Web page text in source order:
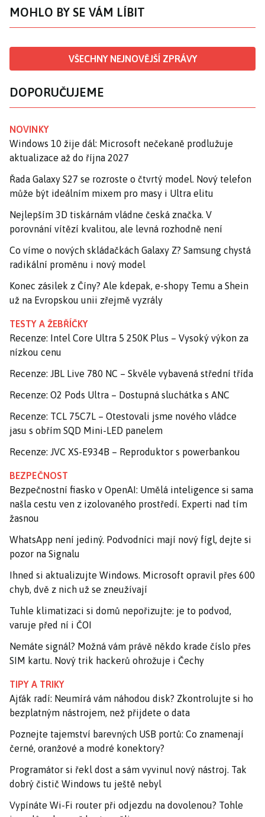
MOHLO BY SE VÁM LÍBIT
VŠECHNY NEJNOVĚJŠÍ ZPRÁVY
DOPORUČUJEME
NOVINKY
Windows 10 žije dál: Microsoft nečekaně prodlužuje
aktualizace až do října 2027
Řada Galaxy S27 se rozroste o čtvrtý model. Nový telefon
může být ideálním mixem pro masy i Ultra elitu
Nejlepším 3D tiskárnám vládne česká značka. V
porovnání vítězí kvalitou, ale levná rozhodně není
Co víme o nových skládačkách Galaxy Z? Samsung chystá
radikální proměnu i nový model
Konec zásilek z Číny? Ale kdepak, e-shopy Temu a Shein
už na Evropskou unii zřejmě vyzrály
TESTY A ŽEBŘÍČKY
Recenze: Intel Core Ultra 5 250K Plus – Vysoký výkon za
nízkou cenu
Recenze: JBL Live 780 NC – Skvěle vybavená střední třída
Recenze: O2 Pods Ultra – Dostupná sluchátka s ANC
Recenze: TCL 75C7L – Otestovali jsme nového vládce
jasu s obřím SQD Mini-LED panelem
Recenze: JVC XS-E934B – Reproduktor s powerbankou
BEZPEČNOST
Bezpečnostní fiasko v OpenAI: Umělá inteligence si sama
našla cestu ven z izolovaného prostředí. Experti nad tím
žasnou
WhatsApp není jediný. Podvodníci mají nový fígl, dejte si
pozor na Signalu
Ihned si aktualizujte Windows. Microsoft opravil přes 600
chyb, dvě z nich už se zneužívají
Tuhle klimatizaci si domů nepořizujte: je to podvod,
varuje před ní i ČOI
Nemáte signál? Možná vám právě někdo krade číslo přes
SIM kartu. Nový trik hackerů ohrožuje i Čechy
TIPY A TRIKY
Ajťák radí: Neumírá vám náhodou disk? Zkontrolujte si ho
bezplatným nástrojem, než přijdete o data
Poznejte tajemství barevných USB portů: Co znamenají
černé, oranžové a modré konektory?
Programátor si řekl dost a sám vyvinul nový nástroj. Tak
dobrý čistič Windows tu ještě nebyl
Vypínáte Wi-Fi router při odjezdu na dovolenou? Tohle